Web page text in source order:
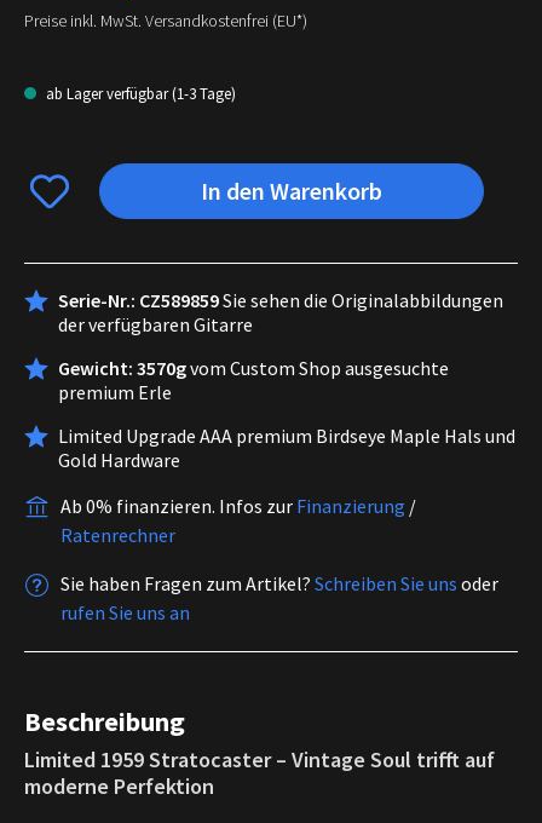
Preise inkl. MwSt. Versandkostenfrei (EU*)
ab Lager verfügbar (1-3 Tage)
In den Warenkorb
Serie-Nr.: CZ589859Sie sehen die Originalabbildungen
der verfügbaren Gitarre
Gewicht: 3570gvom Custom Shop ausgesuchte
premium Erle
Limited Upgrade AAA premium Birdseye Maple Hals und
Gold Hardware
Ab 0% finanzieren. Infos zur Finanzierung /
Ratenrechner
Sie haben Fragen zum Artikel? Schreiben Sie uns oder
rufen Sie uns an
Beschreibung
Limited 1959 Stratocaster – Vintage Soul trifft auf
moderne Perfektion